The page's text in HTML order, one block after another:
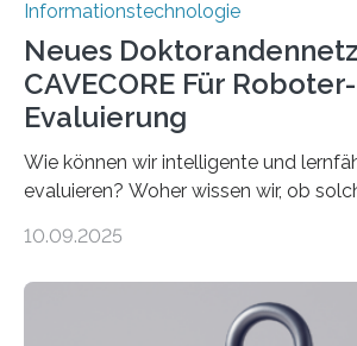
Informationstechnologie
Neues
CAVECORE Für Roboter-
Evaluierung
Wie können wir intelligente und
evaluieren? Woher wissen wir, ob
sich CAVECORE – ein neues Marie
koordiniert wird. Ab dem 1.
über einen Zeitraum von vier Jahren
10.09.2025